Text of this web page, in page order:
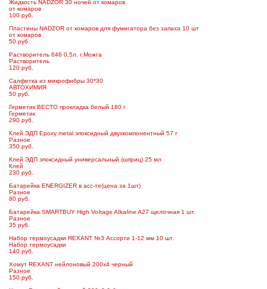
Жидкость NADZOR 30 ночей от комаров
от комаров
100 руб.
Пластины NADZOR от комаров для фумигатора без запаха 10 шт
от комаров
50 руб.
Растворитель 646 0,5л. г.Можга
Растворитель
120 руб.
Салфетка из микрофибры 30*30
АВТОХИМИЯ
50 руб.
Герметик ВЕСТО прокладка белый 180 г
Герметик
290 руб.
Клей ЭДП Epoxy metal эпоксидный двухкомпонентный 57 г
Разное
350 руб.
Клей ЭДП эпоксидный универсальный (шприц) 25 мл
Клей
230 руб.
Батарейка ENERGIZER в асс-те(цена за 1шт)
Разное
80 руб.
Батарейка SMARTBUY High VoItage AIkaIine A27 щелочная 1 шт.
Разное
35 руб.
Набор термоусадки REXANT №3 Ассорти 1-12 мм 10 шт.
Набор термоусадки
140 руб.
Хомут REXANT нейлоновый 200х4 черный
Разное
150 руб.